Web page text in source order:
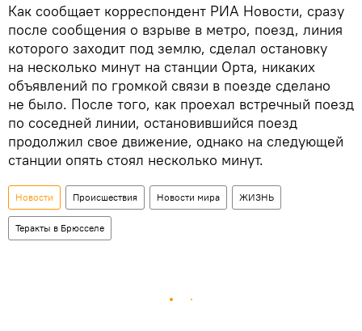
Как сообщает корреспондент РИА Новости, сразу
после сообщения о взрыве в метро, поезд, линия
которого заходит под землю, сделал остановку
на несколько минут на станции Орта, никаких
объявлений по громкой связи в поезде сделано
не было. После того, как проехал встречный поезд
по соседней линии, остановившийся поезд
продолжил свое движение, однако на следующей
станции опять стоял несколько минут.
Новости Происшествия Новости мира ЖИЗНЬ
Теракты в Брюсселе